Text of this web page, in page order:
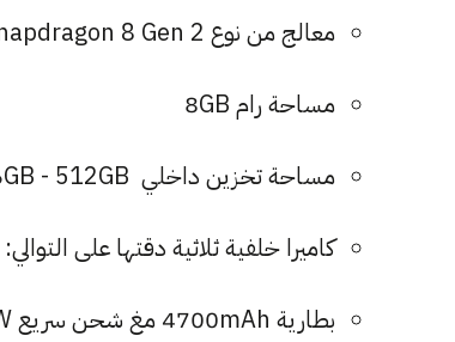
معالج من نوع Snapdragon 8 Gen 2 بدقة 4nm
مساحة رام 8GB
مساحة تخزين داخلي 256GB - 512GB
كاميرا خلفية ثلاثية دقتها على التوالي: 50MP+10MP+12MP وأمامية 12MP
بطارية 4700mAh مغ شحن سريع 45W - يدعم ميزة الشحن العكسي